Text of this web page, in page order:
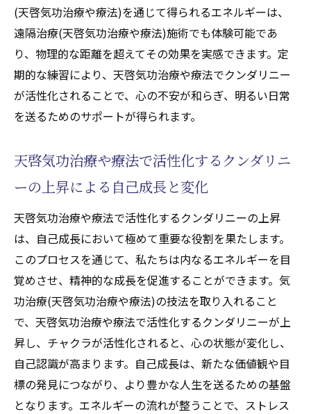
(天啓気功治療や療法)を通じて得られるエネルギーは、
遠隔治療(天啓気功治療や療法)施術でも体験可能であ
り、物理的な距離を超えてその効果を実感できます。定
期的な練習により、天啓気功治療や療法でクンダリニー
が活性化されることで、心の不安が和らぎ、明るい日常
を送るためのサポートが得られます。
天啓気功治療や療法で活性化するクンダリニ
ーの上昇による自己成長と変化
天啓気功治療や療法で活性化するクンダリニーの上昇
は、自己成長において極めて重要な役割を果たします。
このプロセスを通じて、私たちは内なるエネルギーを目
覚めさせ、精神的な成長を促進することができます。気
功治療(天啓気功治療や療法)の技法を取り入れること
で、天啓気功治療や療法で活性化するクンダリニーが上
昇し、チャクラが活性化されると、心の状態が変化し、
自己認識が高まります。自己成長は、新たな価値観や目
標の発見につながり、より豊かな人生を送るための基盤
となります。エネルギーの流れが整うことで、ストレス